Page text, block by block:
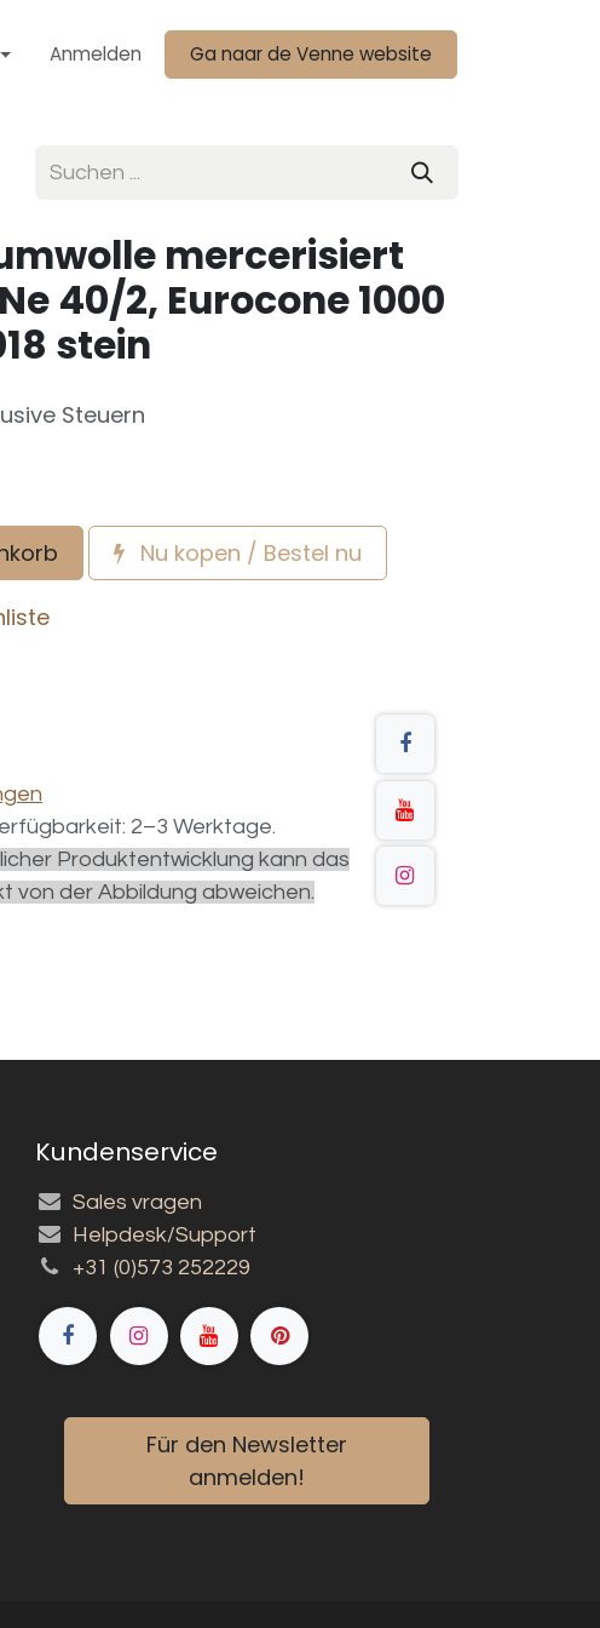
Anmelden Ga naar de Venne website
mercerisiert
40/2, Eurocone 1000
stein
Steuern
Nu kopen / Bestel nu
2–3 Werktage.
Produktentwicklung kann das
von der Abbildung abweichen.
Kundenservice
Sales vragen
Helpdesk/Support
+31 (0)573 252229
Für den Newsletter
anmelden!